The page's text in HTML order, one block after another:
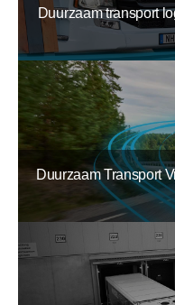
Duurzaam transport
Duurzaam Transport